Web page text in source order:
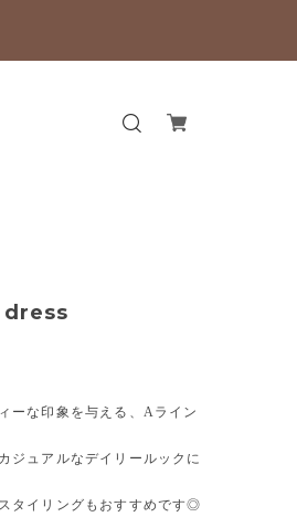
ーな印象を与える、Aライン
ジュアルなデイリールックに
タイリングもおすすめです◎